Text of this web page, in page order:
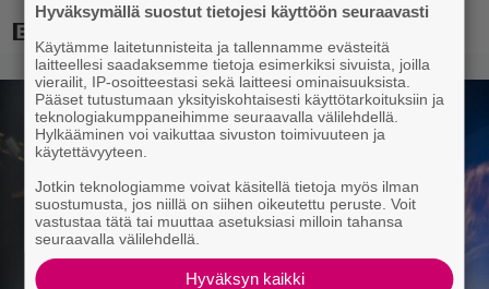
Hyväksymällä suostut tietojesi käyttöön seuraavasti
Käytämme laitetunnisteita ja tallennamme evästeitä
laitteellesi saadaksemme tietoja esimerkiksi sivuista, joilla
vierailit, IP-osoitteestasi sekä laitteesi ominaisuuksista.
Pääset tutustumaan yksityiskohtaisesti käyttötarkoituksiin ja
teknologiakumppaneihimme seuraavalla välilehdellä.
Hylkääminen voi vaikuttaa sivuston toimivuuteen ja
käytettävyyteen.
Jotkin teknologiamme voivat käsitellä tietoja myös ilman
suostumusta, jos niillä on siihen oikeutettu peruste. Voit
vastustaa tätä tai muuttaa asetuksiasi milloin tahansa
seuraavalla välilehdellä.
Hyväksyn kaikki